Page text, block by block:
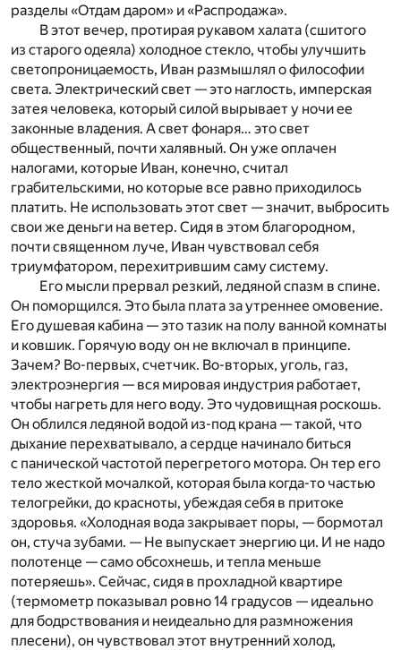
разделы «Отдам даром» и «Распродажа».
В этот вечер, протирая рукавом халата (сшитого
из старого одеяла) холодное стекло, чтобы улучшить
светопроницаемость, Иван размышлял о философии
света. Электрический свет — это наглость, имперская
затея человека, который силой вырывает у ночи ее
законные владения. А свет фонаря… это свет
общественный, почти халявный. Он уже оплачен
налогами, которые Иван, конечно, считал
грабительскими, но которые все равно приходилось
платить. Не использовать этот свет — значит, выбросить
свои же деньги на ветер. Сидя в этом благородном,
почти священном луче, Иван чувствовал себя
триумфатором, перехитрившим саму систему.
Его мысли прервал резкий, ледяной спазм в спине.
Он поморщился. Это была плата за утреннее омовение.
Его душевая кабина — это тазик на полу ванной комнаты
и ковшик. Горячую воду он не включал в принципе.
Зачем? Во-первых, счетчик. Во-вторых, уголь, газ,
электроэнергия — вся мировая индустрия работает,
чтобы нагреть для него воду. Это чудовищная роскошь.
Он облился ледяной водой из-под крана — такой, что
дыхание перехватывало, а сердце начинало биться
с панической частотой перегретого мотора. Он тер его
тело жесткой мочалкой, которая была когда-то частью
телогрейки, до красноты, убеждая себя в притоке
здоровья. «Холодная вода закрывает поры, — бормотал
он, стуча зубами. — Не выпускает энергию ци. И не надо
полотенце — само обсохнешь, и тепла меньше
потеряешь». Сейчас, сидя в прохладной квартире
(термометр показывал ровно 14 градусов — идеально
для бодрствования и неидеально для размножения
плесени), он чувствовал этот внутренний холод,